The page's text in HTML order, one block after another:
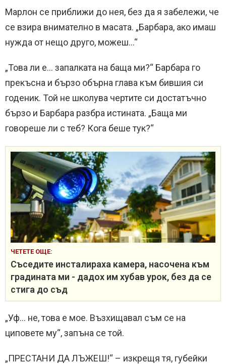
Марлон се приближи до нея, без да я забележи, че
се взира внимателно в масата. „Барбара, ако имаш
нужда от нещо друго, можеш…“
„Това ли е… запалката на баща ми?“ Барбара го
прекъсна и бързо обърна глава към бившия си
годеник. Той не школува чертите си достатъчно
бързо и Барбара разбра истината. „Баща ми
говореше ли с теб? Кога беше тук?“
ЧЕТЕТЕ ОЩЕ:
Съседите инсталираха камера, насочена към
градината ми - дадох им хубав урок, без да се
стига до съд
„Уф… не, това е мое. Възхищавал съм се на
циповете му“, запъна се той.
„ПРЕСТАНИ ДА ЛЪЖЕШ!“ – изкрещя тя, губейки